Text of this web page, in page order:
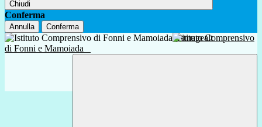
Chiudi
Conferma
Annulla Conferma
Istituto Comprensivo
di Fonni e Mamoiada